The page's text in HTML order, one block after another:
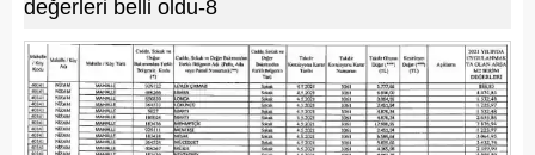
değerleri belli oldu-8